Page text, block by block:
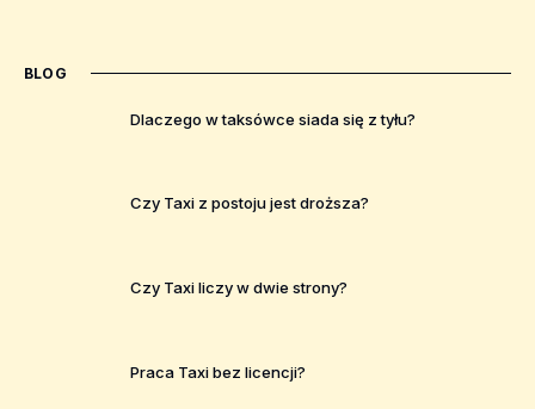
BLOG
Dlaczego w taksówce siada się z tyłu?
Czy Taxi z postoju jest droższa?
Czy Taxi liczy w dwie strony?
Praca Taxi bez licencji?